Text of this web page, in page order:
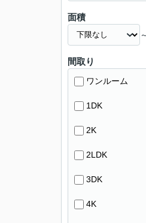
面積
～
間取り
ワンルーム
1DK
2K
2LDK
3DK
4K